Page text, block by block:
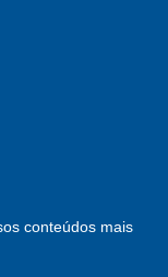
conteúdos mais